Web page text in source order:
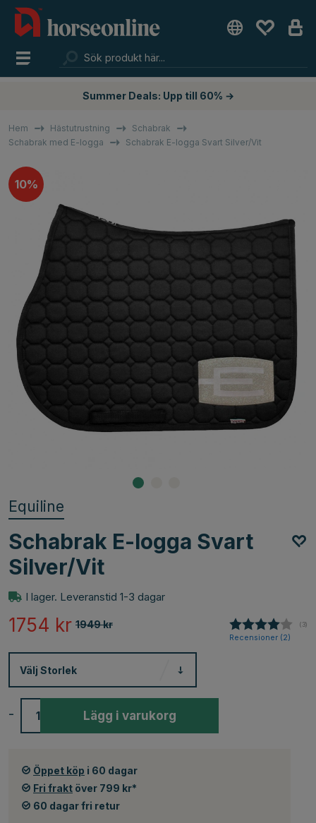
Summer Deals: Upp till 60% →
Hem Hästutrustning
Schabrak
Schabrak med E-logga
Schabrak E-logga Svart Silver/Vit
10%
Equiline
Schabrak E-logga Svart
Silver/Vit
I lager. Leveranstid 1-3 dagar
1949kr
1754 kr (3)
Recensioner (2)
Välj Storlek
- Lägg i varukorg
Öppet köp i 60 dagar
Fri frakt över 799 kr*
60 dagar fri retur